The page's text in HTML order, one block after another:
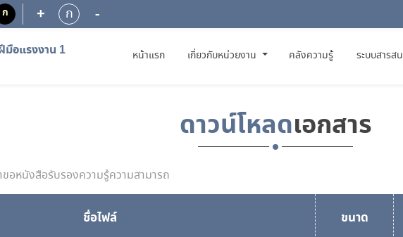
ก + ก -
อแรงงาน 1 หน้าแรก(CURRENT)
เกี่ยวกับหน่วยงาน คลังความรู้ ระบบสารส
ดาวน์โหลดเอกสาร
อหนังสือรับรองความรู้ความสามารถ
ชื่อไฟล์ ขนาด